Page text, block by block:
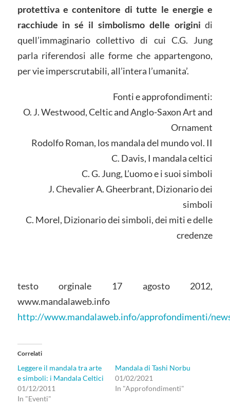
protettiva e contenitore di tutte le energie e
racchiude in sé il simbolismo delle origini di
quell’immaginario collettivo di cui C.G. Jung
parla riferendosi alle forme che appartengono,
per vie imperscrutabili, all’intera l’umanita’.
Fonti e approfondimenti:
O. J. Westwood, Celtic and Anglo-Saxon Art and
Ornament
Rodolfo Roman, los mandala del mundo vol. II
C. Davis, I mandala celtici
C. G. Jung, L’uomo e i suoi simboli
J. Chevalier A. Gheerbrant, Dizionario dei
simboli
C. Morel, Dizionario dei simboli, dei miti e delle
credenze
testo orginale 17 agosto 2012,
www.mandalaweb.info
http://www.mandalaweb.info/approfondimenti/
Correlati
Leggere il mandala tra arte
e simboli: i Mandala Celtici
01/12/2011
In "Eventi"
Mandala di Tashi Norbu
01/02/2021
In "Approfondimenti"